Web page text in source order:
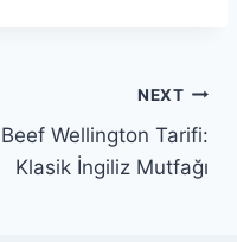
NEXT
Beef Wellington Tarifi:
Klasik İngiliz Mutfağı